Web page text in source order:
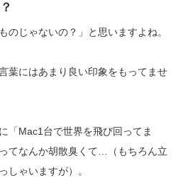
のじゃないの？」と思いますよね。
葉にはあまり良い印象をもってませ
「Mac1台で世界を飛び回ってま
てなんか胡散臭くて…（もちろん立
しゃいますが）。